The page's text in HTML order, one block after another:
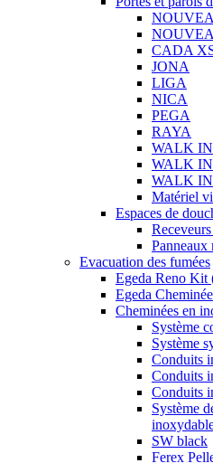
CADA
JONA
LIGA
NICA
PEGA
RAYA
WALK
WALK
WALK
Matériel
Espaces de
Panneaux
Evacuation des fumées
Egeda Reno Kit
Egeda
Cheminées en
Système
Système
Conduits
Conduits
Conduits
Système
SW black
Ferex